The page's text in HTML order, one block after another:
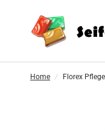
Home / Florex